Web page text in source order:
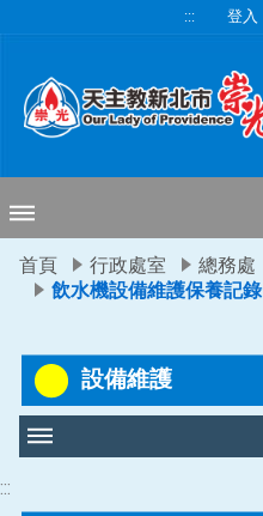
移至網頁之主要內容區位置
::: 登入
首頁 行政處室 總務處
飲水機設備維護保養記錄
設備維護
:::